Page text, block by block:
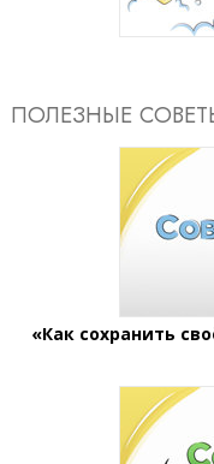
ПОЛЕЗНЫЕ
«Как сохранить